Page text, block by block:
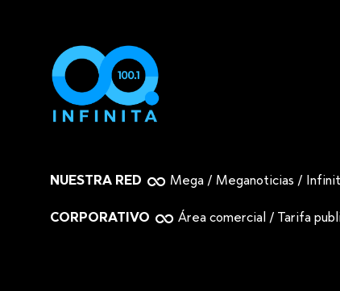
NUESTRA RED Mega / Meganoticias /
CORPORATIVO Área comercial / Tarifa